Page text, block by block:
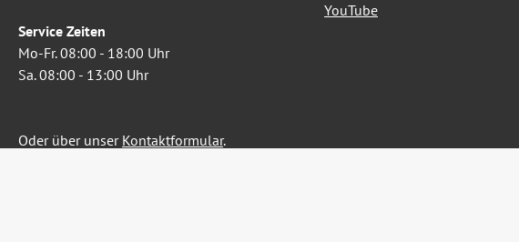
Service Zeiten
Mo-Fr. 08:00 - 18:00 Uhr
Sa. 08:00 - 13:00 Uhr
Oder über unser Kontaktformular.
YouTube